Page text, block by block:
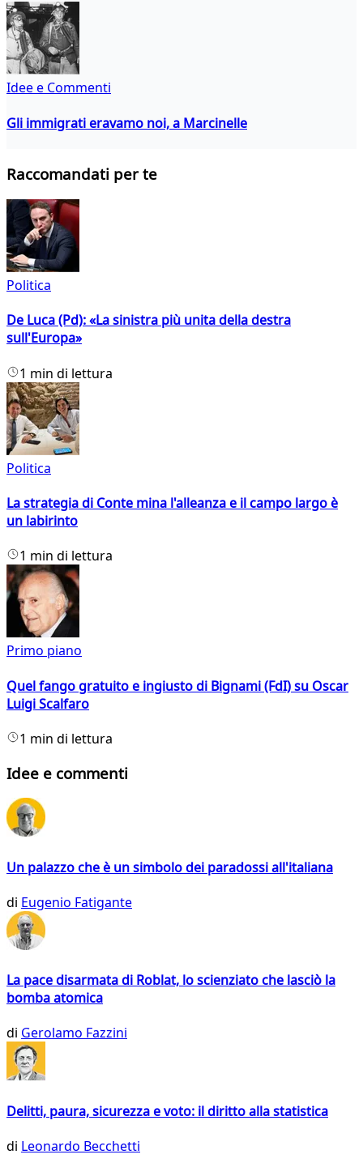
Idee e Commenti
Gli immigrati eravamo noi, a Marcinelle
Raccomandati per te
Politica
De Luca (Pd): «La sinistra più unita della destra
sull'Europa»
1 min di lettura
Politica
La strategia di Conte mina l'alleanza e il campo largo è
un labirinto
1 min di lettura
Primo piano
Quel fango gratuito e ingiusto di Bignami (FdI) su Oscar
Luigi Scalfaro
1 min di lettura
Idee e commenti
Un palazzo che è un simbolo dei paradossi all'italiana
di Eugenio Fatigante
La pace disarmata di Roblat, lo scienziato che lasciò la
bomba atomica
di Gerolamo Fazzini
Delitti, paura, sicurezza e voto: il diritto alla statistica
di Leonardo Becchetti